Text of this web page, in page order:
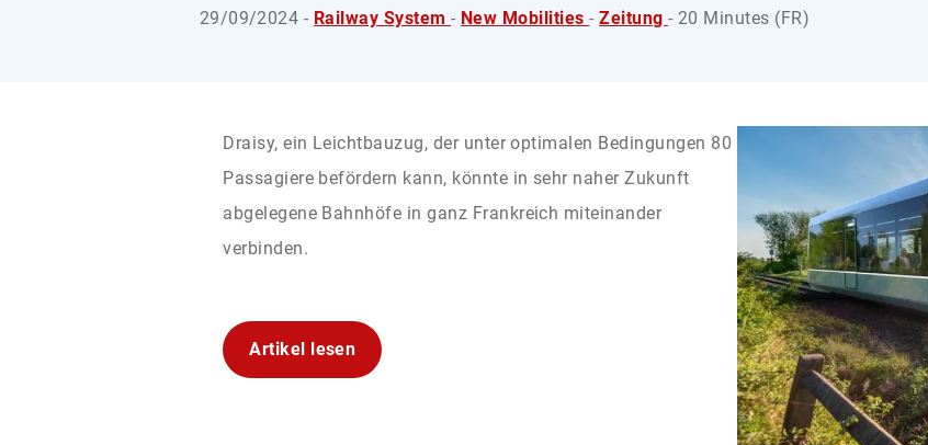
29/09/2024 - Railway System- New Mobilities-Zeitung- 20 Minutes (FR)
Draisy, ein Leichtbauzug, der unter optimalen Bedingungen 80
Passagiere befördern kann, könnte in sehr naher Zukunft
abgelegene Bahnhöfe in ganz Frankreich miteinander
verbinden.
Artikel lesen